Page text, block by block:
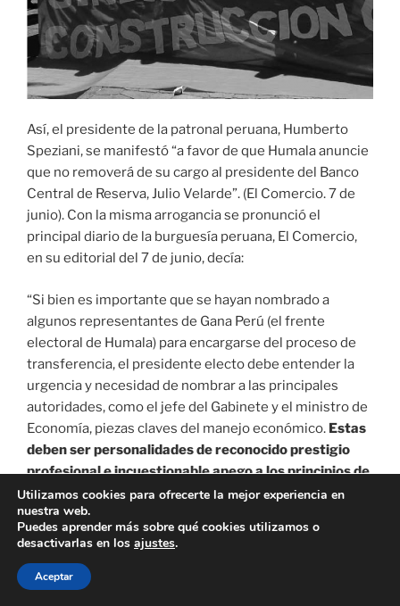
Así, el presidente de la patronal peruana, Humberto
Speziani, se manifestó “a favor de que Humala anuncie
que no removerá de su cargo al presidente del Banco
Central de Reserva, Julio Velarde”. (El Comercio. 7 de
junio). Con la misma arrogancia se pronunció el
principal diario de la burguesía peruana, El Comercio,
en su editorial del 7 de junio, decía:
“Si bien es importante que se hayan nombrado a
algunos representantes de Gana Perú (el frente
electoral de Humala) para encargarse del proceso de
transferencia, el presidente electo debe entender la
urgencia y necesidad de nombrar a las principales
autoridades, como el jefe del Gabinete y el ministro de
Economía, piezas claves del manejo económico. Estas
deben ser personalidades de reconocido prestigio
profesional e incuestionable apego a los principios de
la economía social de mercado, que puedan ser
interlocutores válidos con las fuerzas de oposición,
pero también con los agentes económicos, los
inversión.
Utilizamos cookies para ofrecerte la mejor experiencia en
nuestra web.
Puedes aprender más sobre qué cookies utilizamos o
desactivarlas en los ajustes.
Aceptar